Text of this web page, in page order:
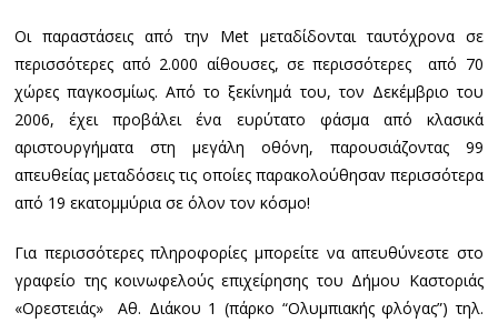
Οι παραστάσεις από την Μet μεταδίδονται ταυτόχρονα σε
περισσότερες από 2.000 αίθουσες, σε περισσότερες από 70
χώρες παγκοσμίως. Από το ξεκίνημά του, τον Δεκέμβριο του
2006, έχει προβάλει ένα ευρύτατο φάσμα από κλασικά
αριστουργήματα στη μεγάλη οθόνη, παρουσιάζοντας 99
απευθείας μεταδόσεις τις οποίες παρακολούθησαν περισσότερα
από 19 εκατομμύρια σε όλον τον κόσμο!
Για περισσότερες πληροφορίες μπορείτε να απευθύνεστε στο
γραφείο της κοινωφελούς επιχείρησης του Δήμου Καστοριάς
«Ορεστειάς» Αθ. Διάκου 1 (πάρκο “Ολυμπιακής φλόγας”) τηλ.